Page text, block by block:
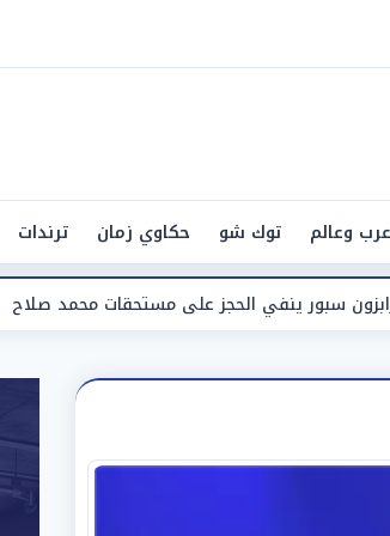
عرب وعالم توك شو حكاوي زمان ترندات
الحجز على مستحقات محمد صلاح